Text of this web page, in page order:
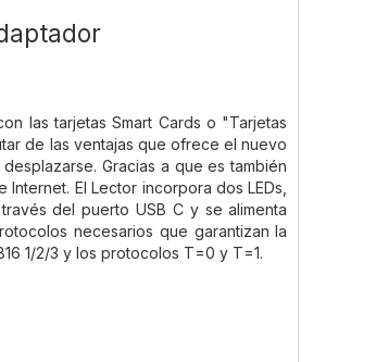
las tarjetas Smart Cards o "Tarjetas
de las ventajas que ofrece el nuevo
Gracias a que es también
El Lector incorpora dos LEDs,
del puerto USB C y se alimenta
necesarios que garantizan la
1/2/3 y los protocolos T=0 y T=1.